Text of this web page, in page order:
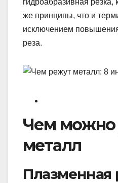
гидроабразивная резка,
же принципы, что и
исключением
реза.
Чем можно
металл
Плазменная